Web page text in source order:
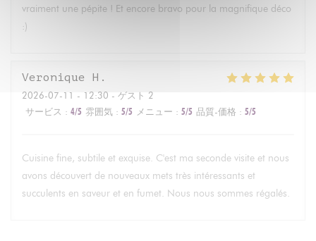
vraiment une pépite ! Et encore bravo pour la magnifique déco
:)
Veronique H
2026-07-11 - 12:30 - ゲスト 2
サービス : 4/5 雰囲気 : 5/5 メニュー : 5/5 品質-価格 : 5/5
Cuisine fine, subtile et exquise. C'est ma seconde visite et nous
avons découvert de nouveaux mets très intéressants et
succulents en saveur et en fumet. Nous nous sommes régalés.